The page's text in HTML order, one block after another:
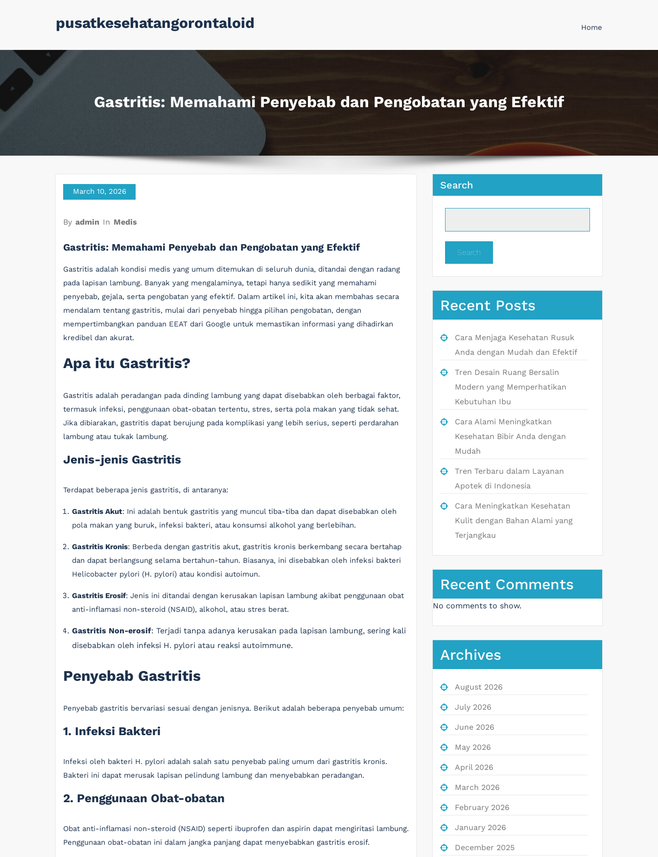
pusatkesehatangorontaloid Home
Gastritis: Memahami Penyebab dan Pengobatan yang Efektif
March 10, 2026
By admin In Medis
Gastritis: Memahami Penyebab dan Pengobatan yang Efektif
Gastritis adalah kondisi medis yang umum ditemukan di seluruh dunia, ditandai dengan radang
pada lapisan lambung. Banyak yang mengalaminya, tetapi hanya sedikit yang memahami
penyebab, gejala, serta pengobatan yang efektif. Dalam artikel ini, kita akan membahas secara
mendalam tentang gastritis, mulai dari penyebab hingga pilihan pengobatan, dengan
mempertimbangkan panduan EEAT dari Google untuk memastikan informasi yang dihadirkan
kredibel dan akurat.
Apa itu Gastritis?
Gastritis adalah peradangan pada dinding lambung yang dapat disebabkan oleh berbagai faktor,
termasuk infeksi, penggunaan obat-obatan tertentu, stres, serta pola makan yang tidak sehat.
Jika dibiarakan, gastritis dapat berujung pada komplikasi yang lebih serius, seperti perdarahan
lambung atau tukak lambung.
Jenis-jenis Gastritis
Terdapat beberapa jenis gastritis, di antaranya:
Gastritis Akut: Ini adalah bentuk gastritis yang muncul tiba-tiba dan dapat disebabkan oleh
pola makan yang buruk, infeksi bakteri, atau konsumsi alkohol yang berlebihan.
Gastritis Kronis: Berbeda dengan gastritis akut, gastritis kronis berkembang secara bertahap
dan dapat berlangsung selama bertahun-tahun. Biasanya, ini disebabkan oleh infeksi bakteri
Helicobacter pylori (H. pylori) atau kondisi autoimun.
Gastritis Erosif: Jenis ini ditandai dengan kerusakan lapisan lambung akibat penggunaan obat
anti-inflamasi non-steroid (NSAID), alkohol, atau stres berat.
Gastritis Non-erosif: Terjadi tanpa adanya kerusakan pada lapisan lambung, sering kali
disebabkan oleh infeksi H. pylori atau reaksi autoimmune.
Penyebab Gastritis
Penyebab gastritis bervariasi sesuai dengan jenisnya. Berikut adalah beberapa penyebab umum:
1. Infeksi Bakteri
Infeksi oleh bakteri H. pylori adalah salah satu penyebab paling umum dari gastritis kronis.
Bakteri ini dapat merusak lapisan pelindung lambung dan menyebabkan peradangan.
2. Penggunaan Obat-obatan
Obat anti-inflamasi non-steroid (NSAID) seperti ibuprofen dan aspirin dapat mengiritasi lambung.
Penggunaan obat-obatan ini dalam jangka panjang dapat menyebabkan gastritis erosif.
Search
Search
Recent Posts
Cara Menjaga Kesehatan Rusuk
Anda dengan Mudah dan Efektif
Tren Desain Ruang Bersalin
Modern yang Memperhatikan
Kebutuhan Ibu
Cara Alami Meningkatkan
Kesehatan Bibir Anda dengan
Mudah
Tren Terbaru dalam Layanan
Apotek di Indonesia
Cara Meningkatkan Kesehatan
Kulit dengan Bahan Alami yang
Terjangkau
Recent Comments
No comments to show.
Archives
August 2026
July 2026
June 2026
May 2026
April 2026
March 2026
February 2026
January 2026
December 2025